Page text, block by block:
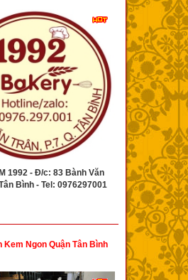
1992 - Đ/c: 83 Bành Văn
Bình - Tel: 0976297001
Kem Ngon Quận Tân Bình